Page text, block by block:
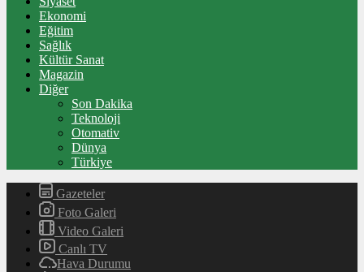
Ekonomi
Eğitim
Sağlık
Kültür Sanat
Magazin
Diğer
Son Dakika
Teknoloji
Otomativ
Dünya
Türkiye
Gazeteler
Foto Galeri
Video Galeri
Canlı TV
Hava Durumu